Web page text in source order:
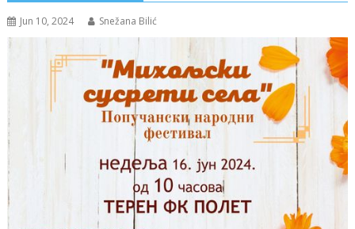
Jun 10, 2024 Snežana Bilić